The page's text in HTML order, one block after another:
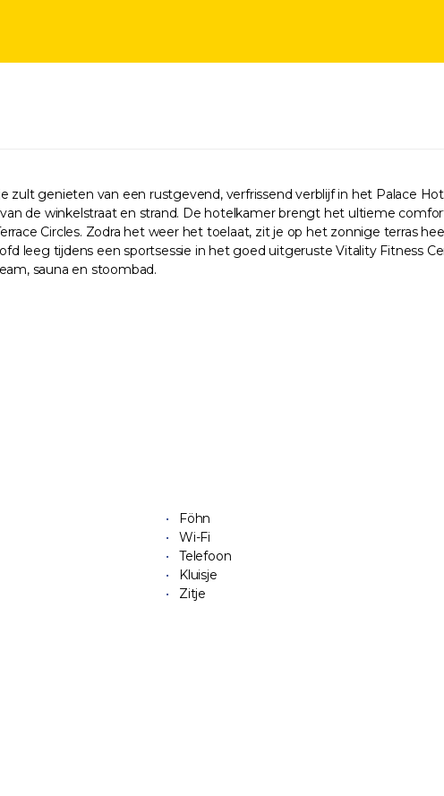
genieten van een rustgevend, verfrissend verblijf in het Palace
de winkelstraat en strand. De hotelkamer brengt het ultieme
Circles. Zodra het weer het toelaat, zit je op het zonnige terras
leeg tijdens een sportsessie in het goed uitgeruste Vitality Fitness
sauna en stoombad.
Föhn
Wi-Fi
Telefoon
Kluisje
Zitje